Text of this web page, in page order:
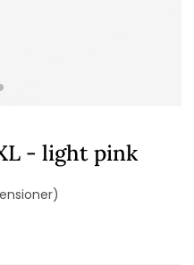
- light pink